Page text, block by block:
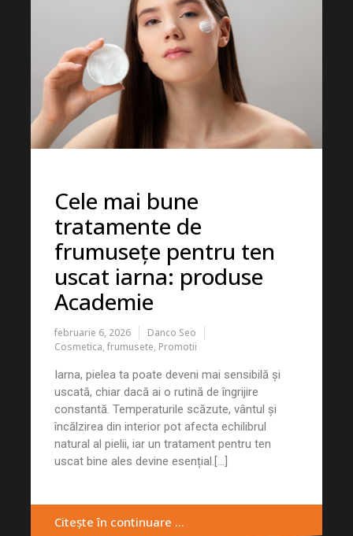
Cele mai bune
tratamente de
frumusețe pentru ten
uscat iarna: produse
Academie
februarie 6, 2026
Danco Seo
Cosmetica, frumusete, Promotii
Iarna, pielea ta poate deveni mai sensibilă și
uscată, chiar dacă ai o rutină de îngrijire
constantă. Temperaturile scăzute, vântul și
încălzirea din interior pot afecta echilibrul
natural al pielii, iar un tratament pentru ten
uscat bine ales devine esențial.[...]
Citește în continuare …